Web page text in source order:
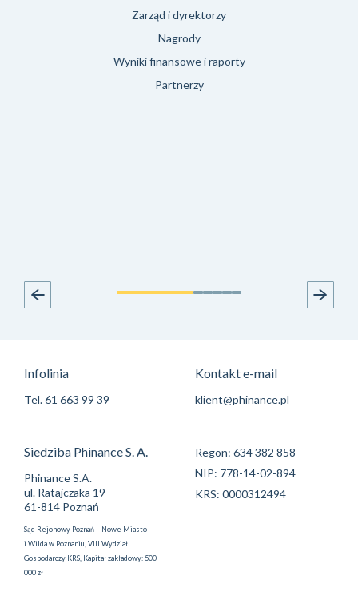
Zarząd i dyrektorzy
Nagrody
Wyniki finansowe i raporty
Partnerzy
Infolinia
Tel.61 663 99 39
Kontakt e-mail
klient@phinance.pl
Siedziba Phinance S. A.
Phinance S.A.
ul. Ratajczaka 19
61-814 Poznań
Sąd Rejonowy Poznań – Nowe Miasto
i Wilda w Poznaniu, VIII Wydział
Gospodarczy KRS, Kapitał zakładowy: 500
000 zł
Regon: 634 382 858
NIP: 778-14-02-894
KRS: 0000312494